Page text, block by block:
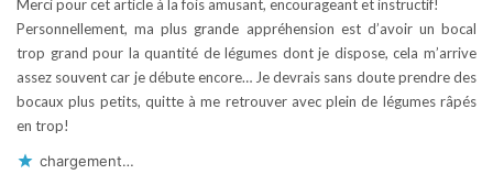
Merci pour cet article à la fois amusant, encourageant et instructif!
Personnellement, ma plus grande appréhension est d’avoir un bocal
trop grand pour la quantité de légumes dont je dispose, cela m’arrive
assez souvent car je débute encore… Je devrais sans doute prendre des
bocaux plus petits, quitte à me retrouver avec plein de légumes râpés
en trop!
chargement…